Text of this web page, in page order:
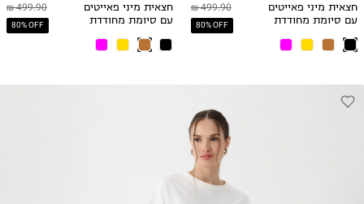
499.90 ₪
80% OFF
חצאית מיני פאייטים
עם סיומת מחודדת
499.90 ₪
80% OFF
חצאית מיני פאייטים
עם סיומת מחודדת